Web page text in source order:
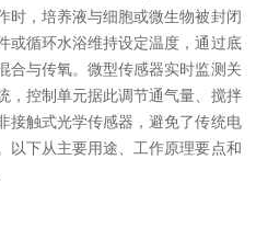
时，培养液与细胞或微生物被封闭
或循环水浴维持设定温度，通过底
合与传氧。微型传感器实时监测关
，控制单元据此调节通气量、搅拌
接触式光学传感器，避免了传统电
以下从主要用途、工作原理要点和